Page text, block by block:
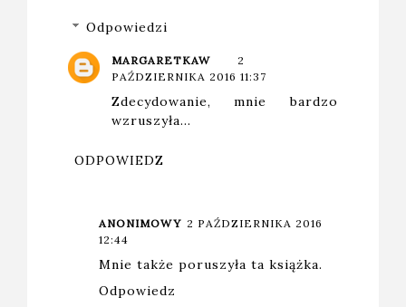
Odpowiedzi
MARGARETKAW
2
PAŹDZIERNIKA 2016 11:37
Zdecydowanie, mnie bardzo
wzruszyła...
ODPOWIEDZ
ANONIMOWY 2 PAŹDZIERNIKA 2016
12:44
Mnie także poruszyła ta książka.
Odpowiedz